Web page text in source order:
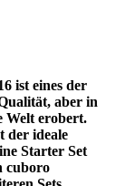
ist eines der
aber in
Welt erobert.
der ideale
Starter Set
cuboro